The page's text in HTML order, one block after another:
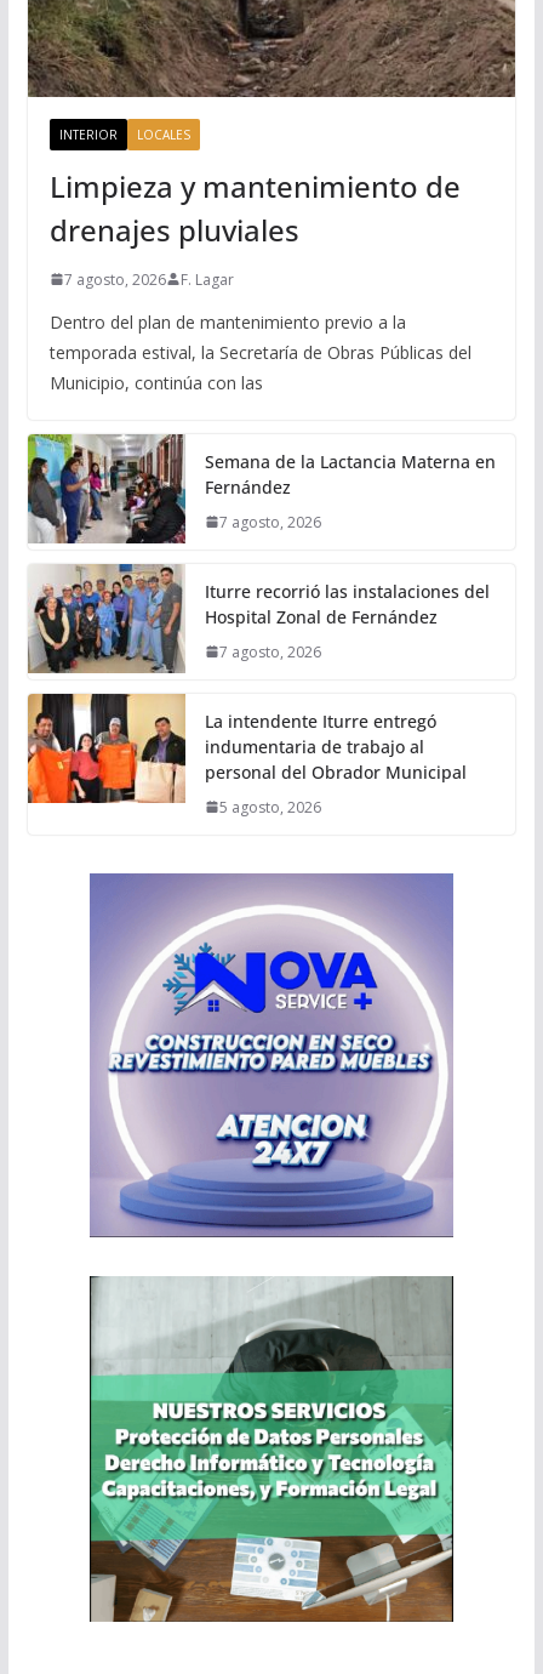
INTERIOR LOCALES
Limpieza y mantenimiento de
drenajes pluviales
7 agosto, 2026 F. Lagar
Dentro del plan de mantenimiento previo a la
temporada estival, la Secretaría de Obras Públicas del
Municipio, continúa con las
Semana de la Lactancia Materna en
Fernández
7 agosto, 2026
Iturre recorrió las instalaciones del
Hospital Zonal de Fernández
7 agosto, 2026
La intendente Iturre entregó
indumentaria de trabajo al
personal del Obrador Municipal
5 agosto, 2026